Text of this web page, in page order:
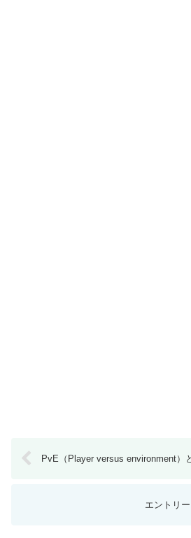
PvE（Player versus environment）
エントリ